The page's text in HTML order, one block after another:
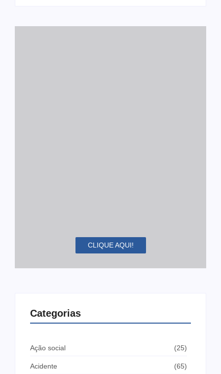
CLIQUE AQUI!
Categorias
Ação social (25)
Acidente (65)